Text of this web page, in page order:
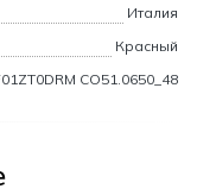
Италия
Красный
CO51.0650_48